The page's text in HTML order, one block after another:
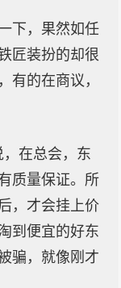
下，果然如任
匠装扮的却很
有的在商议，
在总会，东
质量保证。所
，才会挂上价
到便宜的好东
骗，就像刚才